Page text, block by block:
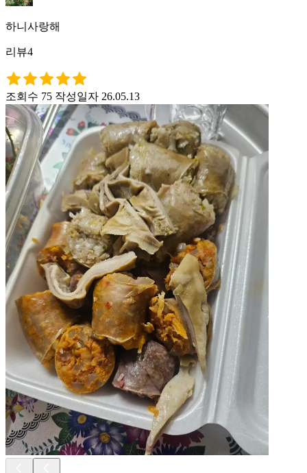
하니사랑해
리뷰4
조회수 75 작성일자 26.05.13